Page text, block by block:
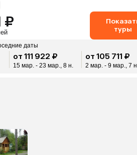
₽
туры
даты
от 111 922 ₽
15 мар. - 23 мар., 8 н.
от 105 711 ₽
2 мар. - 9 мар., 7 н.